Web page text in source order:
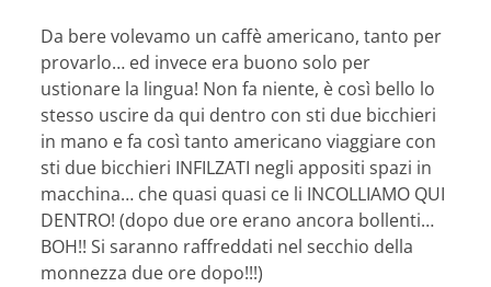
Da bere volevamo un caffè americano, tanto per
provarlo… ed invece era buono solo per
ustionare la lingua! Non fa niente, è così bello lo
stesso uscire da qui dentro con sti due bicchieri
in mano e fa così tanto americano viaggiare con
sti due bicchieri INFILZATI negli appositi spazi in
macchina… che quasi quasi ce li INCOLLIAMO QUI
DENTRO! (dopo due ore erano ancora bollenti…
BOH!! Si saranno raffreddati nel secchio della
monnezza due ore dopo!!!)